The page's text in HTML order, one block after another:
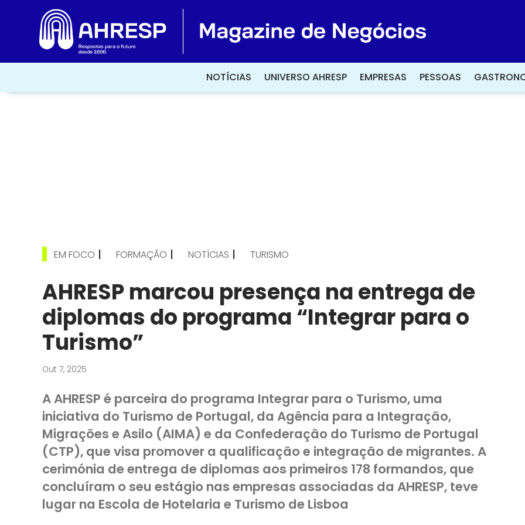
NOTÍCIAS UNIVERSO AHRESP EMPRESAS PESSOAS
NOTÍCIAS UNIVERSO AHRESP EMPRESAS PESSOAS
EM FOCO | FORMAÇÃO | NOTÍCIAS | TURISMO
AHRESP marcou presença na entrega de
diplomas do programa “Integrar para o
Turismo”
Out 7, 2025
A AHRESP é parceira do programa Integrar para o Turismo, uma
iniciativa do Turismo de Portugal, da Agência para a Integração,
Migrações e Asilo (AIMA) e da Confederação do Turismo de Portugal
(CTP), que visa promover a qualificação e integração de migrantes. A
cerimónia de entrega de diplomas aos primeiros 178 formandos, que
concluíram o seu estágio nas empresas associadas da AHRESP, teve
lugar na Escola de Hotelaria e Turismo de Lisboa